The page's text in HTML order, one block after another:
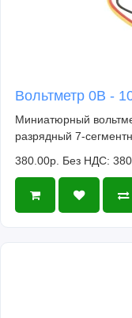
Вольтметр 0В -
Миниатюрный
разрядный 7-
380.00р. Без НДС: